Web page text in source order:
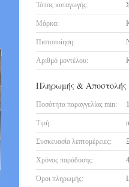
Τόπος καταγωγής:
Μάρκα:
Πιστοποίηση:
Αριθμό μοντέλου:
Πληρωμής & Αποστολής
Ποσότητα παραγγελίας min:
Τιμή:
Συσκευασία λεπτομέρειες:
Χρόνος παράδοσης:
Όροι πληρωμής: